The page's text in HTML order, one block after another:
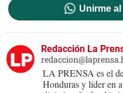
Unirme
Redacción La
LA PRENSA es el
Honduras y líder en